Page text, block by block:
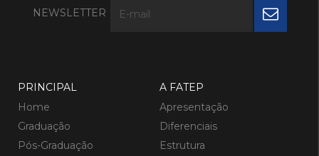
NEWSLETTER
PRINCIPAL
Home
Graduação
Pós-Graduação
A FATEP
Apresentação
Diferenciais
Estrutura